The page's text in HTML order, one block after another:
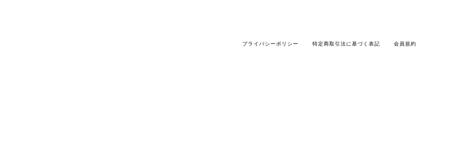
プライバシーポリシー 特定商取引法に基づく表記 会員規約